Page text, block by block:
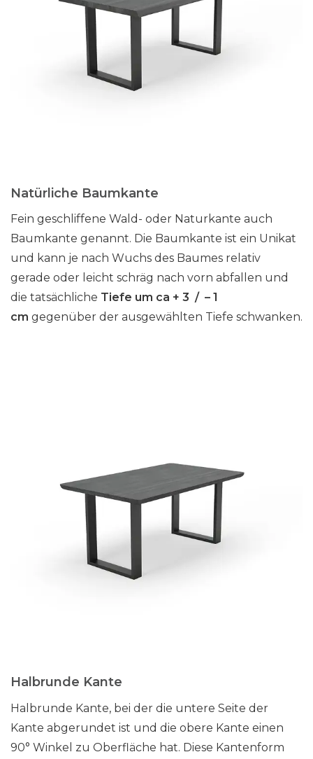
Natürliche Baumkante
Fein geschliffene Wald- oder Naturkante auch
Baumkante genannt. Die Baumkante ist ein Unikat
und kann je nach Wuchs des Baumes relativ
gerade oder leicht schräg nach vorn abfallen und
die tatsächliche Tiefe um ca + 3 / – 1
cm gegenüber der ausgewählten Tiefe schwanken.
Halbrunde Kante
Halbrunde Kante, bei der die untere Seite der
Kante abgerundet ist und die obere Kante einen
90° Winkel zu Oberfläche hat. Diese Kantenform